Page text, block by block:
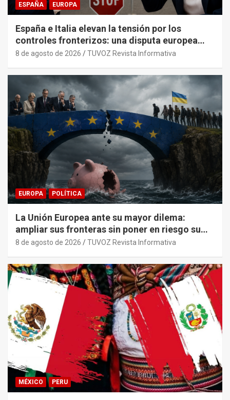
ESPAÑA EUROPA
España e Italia elevan la tensión por los
controles fronterizos: una disputa europea
con trasfondo político.
8 de agosto de 2026 TUVOZ Revista Informativa
EUROPA POLÍTICA
La Unión Europea ante su mayor dilema:
ampliar sus fronteras sin poner en riesgo su
sostenibilidad económica.
8 de agosto de 2026 TUVOZ Revista Informativa
MÉXICO PERU